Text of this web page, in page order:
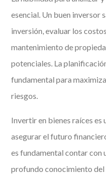
esencial. Un buen inversor
inversión, evaluar los
mantenimiento de
potenciales. La
fundamental para
riesgos.
Invertir en bienes raíces es
asegurar el futuro
es fundamental contar con
profundo conocimiento